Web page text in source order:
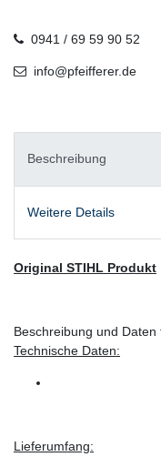
0941 / 69 59 90 52
info@pfeifferer.de
Beschreibung
Weitere Details
Original STIHL Produkt
Beschreibung und Daten
Technische Daten:
Lieferumfang: